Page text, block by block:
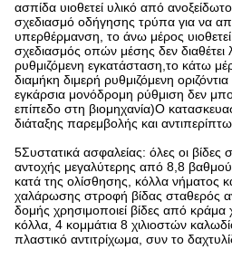
ασπίδα υιοθετεί υλικό από
σχεδιασμό οδήγησης τρύπα για να
υπερθέρμανση, το άνω μέρος
σχεδιασμός οπών μέσης δεν διαθέτει
ρυθμιζόμενη εγκατάσταση,το κάτω
διαμήκη διμερή ρυθμιζόμενη
εγκάρσια μονόδρομη ρύθμιση δεν
επίπεδο στη βιομηχανία)Ο
διάταξης παρεμβολής και
5Συστατικά ασφαλείας: όλες οι βίδες
αντοχής μεγαλύτερης από 8,8
κατά της ολίσθησης, κόλλα νήματος
χαλάρωσης στροφή βίδας σταθερός
δομής χρησιμοποιεί βίδες από
κόλλα, 4 κομμάτια 8 χιλιοστών
πλαστικό αντιτρίχωμα, συν το